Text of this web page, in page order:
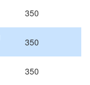
350
350
350